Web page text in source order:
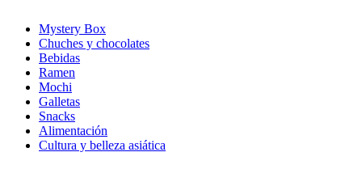
Mystery Box
Chuches y chocolates
Bebidas
Ramen
Mochi
Galletas
Snacks
Alimentación
Cultura y belleza asiática